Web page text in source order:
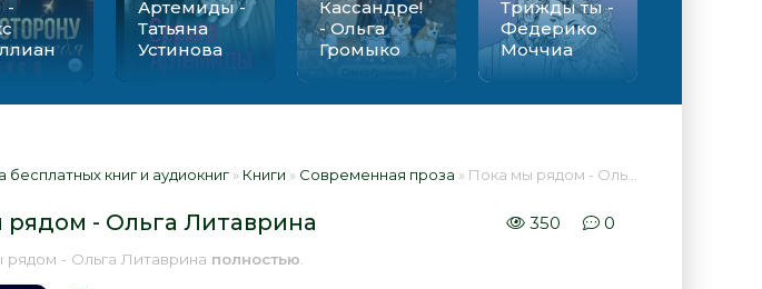
-
Артемиды -
Татьяна
Устинова
Кассандре!
- Ольга
Громыко
Трижды ты -
Федерико
Моччиа
книг и аудиокниг » Книги » Современная проза » Пока мы рядом - Ольга Литаврина 📕 - Книга онлайн бесплатно
рядом - Ольга Литаврина 350 0
рядом - Ольга Литаврина полностью